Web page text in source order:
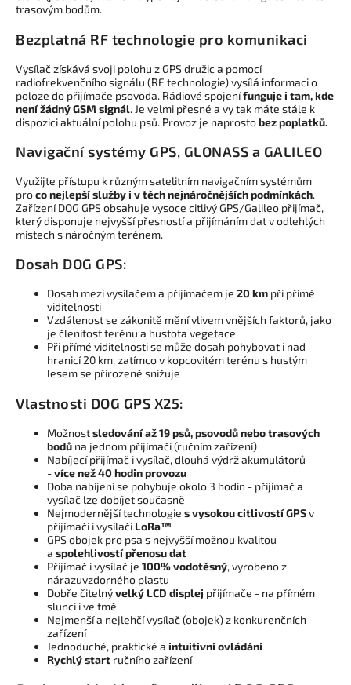
trasovým bodům.
Bezplatná RF technologie pro komunikaci
Vysílač získává svoji polohu z GPS družic a pomocí
radiofrekvenčního signálu (RF technologie) vysílá informaci o
poloze do přijímače psovoda. Rádiové spojenífunguje i tam, kde
není žádný GSM signál. Je velmi přesné a vy tak máte stále k
dispozici aktuální polohu psů. Provoz je naprostobez poplatků.
Navigační systémy GPS, GLONASS a GALILEO
Využijte přístupu k různým satelitním navigačním systémům
proco nejlepší služby i v těch nejnáročnějších podmínkách.
Zařízení DOG GPS obsahuje vysoce citlivý GPS/Galileo přijímač,
který disponuje nejvyšší přesností a přijímáním dat v odlehlých
místech s náročným terénem.
Dosah DOG GPS:
Dosah mezi vysílačem a přijímačem je 20 km při přímé
viditelnosti
Vzdálenost se zákonitě mění vlivem vnějších faktorů, jako
je členitost terénu a hustota vegetace
Při přímé viditelnosti se může dosah pohybovat i nad
hranicí 20 km, zatímco v kopcovitém terénu s hustým
lesem se přirozeně snižuje
Vlastnosti DOG GPS X25:
Možnostsledování až 19 psů, psovodů nebo trasových
bodů na jednom přijímači (ručním zařízení)
Nabíjecí přijímač i vysílač, dlouhá výdrž akumulátorů
-více než 40 hodin provozu
Doba nabíjení se pohybuje okolo 3 hodin - přijímač a
vysílač lze dobíjet současně
Nejmodernější technologie s vysokou citlivostí GPSv
přijímači i vysílači LoRa™
GPS obojek pro psa s nejvyšší možnou kvalitou
a spolehlivostí přenosu dat
Přijímač i vysílač je 100% vodotěsný, vyrobeno z
nárazuvzdorného plastu
Dobře čitelnývelký LCD displej přijímače - na přímém
slunci i ve tmě
Nejmenší a nejlehčí vysílač (obojek) z konkurenčních
zařízení
Jednoduché, praktické a intuitivní ovládání
Rychlý start ručního zařízení